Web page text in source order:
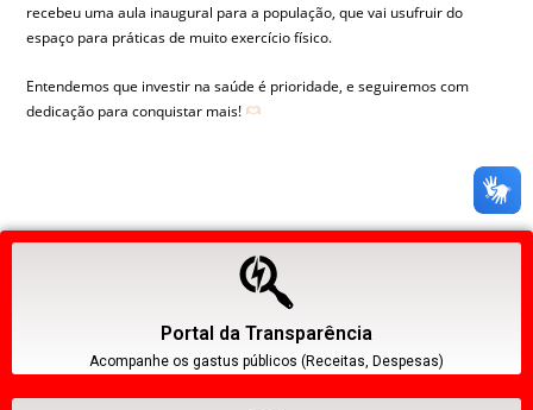
recebeu uma aula inaugural para a população, que vai usufruir do
espaço para práticas de muito exercício físico.
Entendemos que investir na saúde é prioridade, e seguiremos com
dedicação para conquistar mais!
Portal da Transparência
Acompanhe os gastus públicos (Receitas, Despesas)